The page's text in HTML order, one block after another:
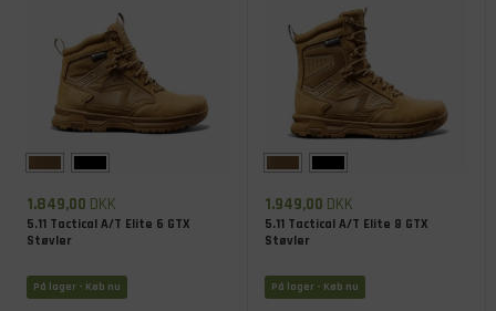
1.849,00 DKK
5.11 Tactical A/T Elite 6 GTX
Støvler
På lager - Køb nu
1.949,00 DKK
5.11 Tactical A/T Elite 8 GTX
Støvler
På lager - Køb nu